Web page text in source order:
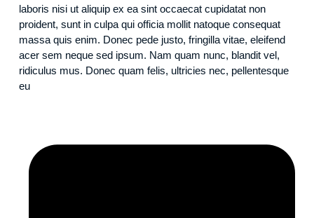
laboris nisi ut aliquip ex ea sint occaecat cupidatat non
proident, sunt in culpa qui officia mollit natoque consequat
massa quis enim. Donec pede justo, fringilla vitae, eleifend
acer sem neque sed ipsum. Nam quam nunc, blandit vel,
ridiculus mus. Donec quam felis, ultricies nec, pellentesque
eu